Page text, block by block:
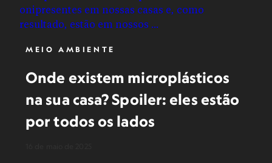
MEIO AMBIENTE
Onde existem microplásticos
na sua casa? Spoiler: eles estão
por todos os lados